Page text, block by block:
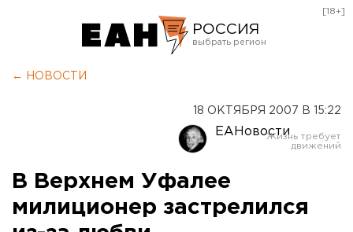
РОССИЯ
Оренбург
[18+]
← НОВОСТИ
18 ОКТЯБРЯ 2007 В 15:22
ЕАНовости
В Верхнем Уфалее
милиционер застрелился